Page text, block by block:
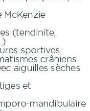
McKenzie
(tendinite,
sportives
crâniens
aiguilles sèches
et
mandibulaire